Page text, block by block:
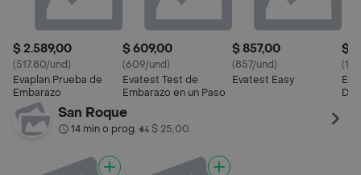
$ 2.589,00
(517.80/und)
Evaplan Prueba de
Embarazo
$ 609,00
(609/und)
Evatest Test de
Embarazo en un Paso
$ 857,00
(857/und)
Evatest Easy
$
San Roque
14 min o prog.• $ 25,00